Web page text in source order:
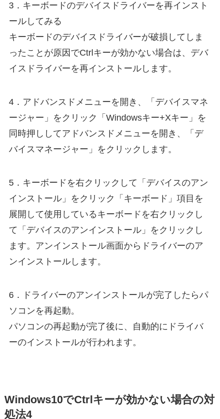
3．キーボードのデバイスドライバーを再インスト
ールしてみる
キーボードのデバイスドライバーが破損してしま
ったことが原因でCtrlキーが効かない場合は、デバ
イスドライバーを再インストールします。
4．アドバンスドメニューを開き、「デバイスマネ
ージャー」をクリック「Windowsキー+Xキー」を
同時押ししてアドバンスドメニューを開き、「デ
バイスマネージャー」をクリックします。
5．キーボードを右クリックして「デバイスのアン
インストール」をクリック「キーボード」項目を
展開して使用しているキーボードを右クリックし
て「デバイスのアンインストール」をクリックし
ます。アンインストール画面からドライバーのア
ンインストールします。
6．ドライバーのアンインストールが完了したらパ
ソコンを再起動。
パソコンの再起動が完了後に、自動的にドライバ
ーのインストールが行われます。
Windows10でCtrlキーが効かない場合の対
処法4